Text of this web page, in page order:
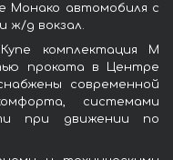
Монако автомобиля с
ж/д вокзал.
комплектация М
проката в Центре
современной
системами
при движении по